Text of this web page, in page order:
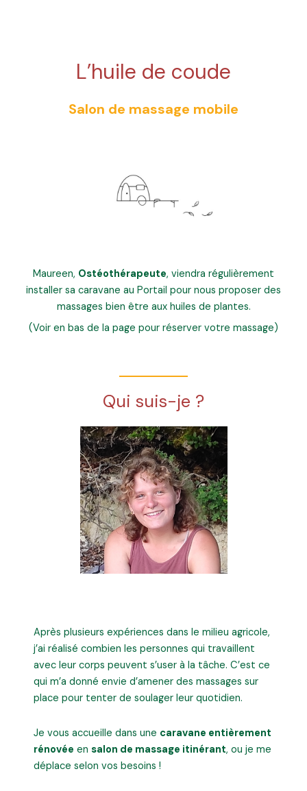
L’huile de coude
Salon de massage mobile
Maureen, Ostéothérapeute, viendra régulièrement
installer sa caravane au Portail pour nous proposer des
massages bien être aux huiles de plantes.
(Voir en bas de la page pour réserver votre massage)
Qui suis-je ?
Après plusieurs expériences dans le milieu agricole,
j’ai réalisé combien les personnes qui travaillent
avec leur corps peuvent s’user à la tâche. C’est ce
qui m’a donné envie d’amener des massages sur
place pour tenter de soulager leur quotidien.
Je vous accueille dans une caravane entièrement
rénovée ensalon de massage itinérant, ou je me
déplace selon vos besoins !